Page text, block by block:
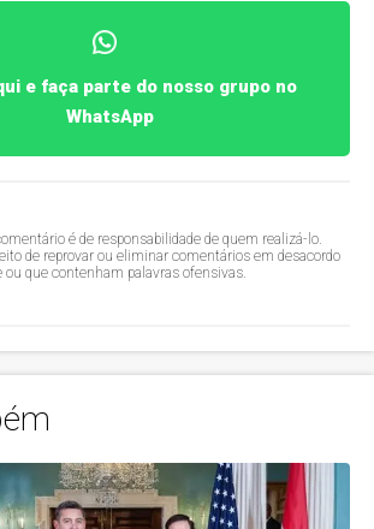
e faça parte do nosso grupo no
WhatsApp
é de responsabilidade de quem realizá-lo.
de reprovar ou eliminar comentários em desacordo
ou que contenham palavras ofensivas.